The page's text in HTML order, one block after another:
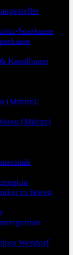
Sparkasse
Kanalbauer
(Müritz):
(Müritz)
in Waren
Wendorf